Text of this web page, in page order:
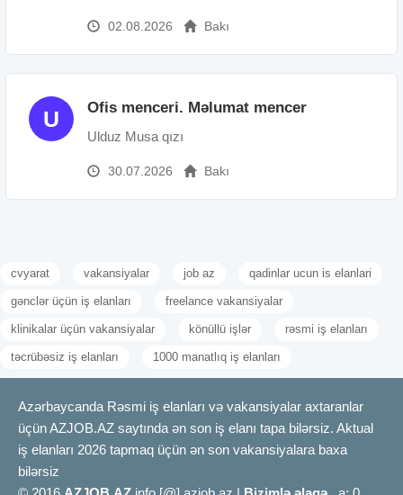
02.08.2026 Bakı
U Ofis menceri. Məlumat mencer
Ulduz Musa qızı
30.07.2026 Bakı
cvyarat vakansiyalar job az qadinlar ucun is elanlari
gənclər üçün iş elanları freelance vakansiyalar
klinikalar üçün vakansiyalar könüllü işlər rəsmi iş elanları
təcrübəsiz iş elanları 1000 manatlıq iş elanları
Azərbaycanda Rəsmi iş elanları və vakansiyalar axtaranlar
üçün AZJOB.AZ saytında ən son iş elanı tapa bilərsiz. Aktual
iş elanları 2026 tapmaq üçün ən son vakansiyalara baxa
bilərsiz